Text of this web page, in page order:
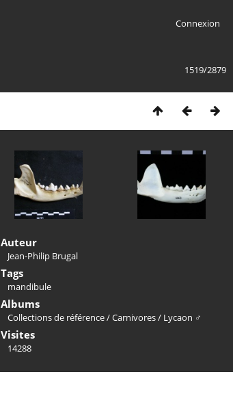
Connexion
1519/2879
Auteur
Jean-Philip Brugal
Tags
mandibule
Albums
Collections de référence/Carnivores/ Lycaon ♂
Visites
14288